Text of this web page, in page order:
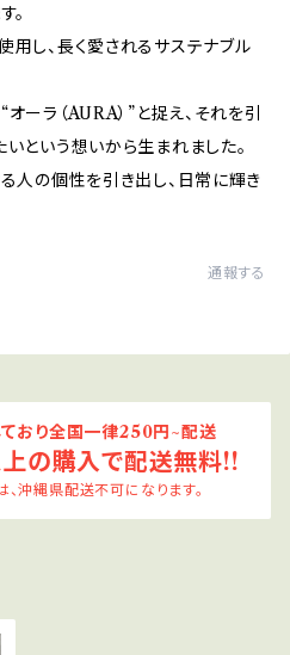
。
し、長く愛されるサステナブル
ーラ（AURA）”と捉え、それを引
という想いから生まれました。
人の個性を引き出し、日常に輝き
通報する
おり全国一律250円~配送
の購入で配送無料!!
沖縄県配送不可になります。